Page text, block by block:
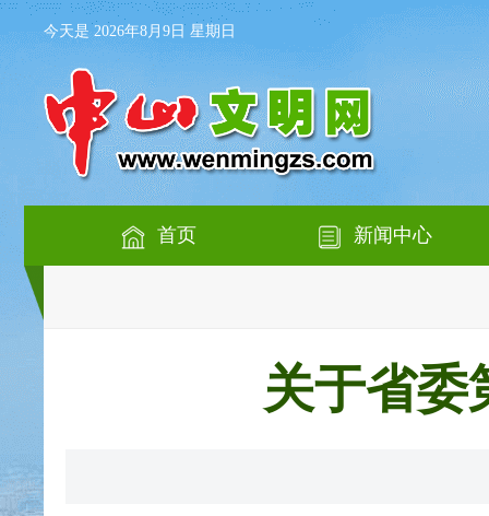
今天是 2026年8月9日 星期日
首页 新闻中心
关于省委